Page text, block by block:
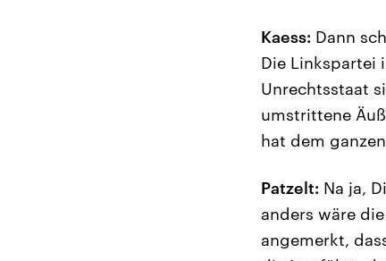
Kaess: Dann
Die Linkspartei
Unrechtsstaat
umstrittene
hat dem
Patzelt: Na ja,
anders wäre
angemerkt,